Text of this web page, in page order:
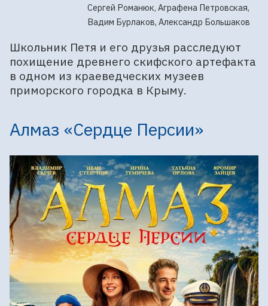
Сергей Романюк, Аграфена Петровская,
Вадим Бурлаков, Александр Большаков
Школьник Петя и его друзья расследуют
похищение древнего скифского артефакта
в одном из краеведческих музеев
приморского городка в Крыму.
Алмаз «Сердце Персии»